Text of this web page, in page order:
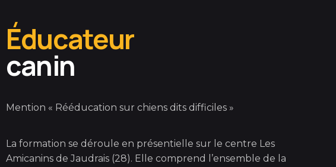
Éducateur
canin
Mention « Rééducation sur chiens dits difficiles »
La formation se déroule en présentielle sur le centre Les
Amicanins de Jaudrais (28). Elle comprend l’ensemble de la